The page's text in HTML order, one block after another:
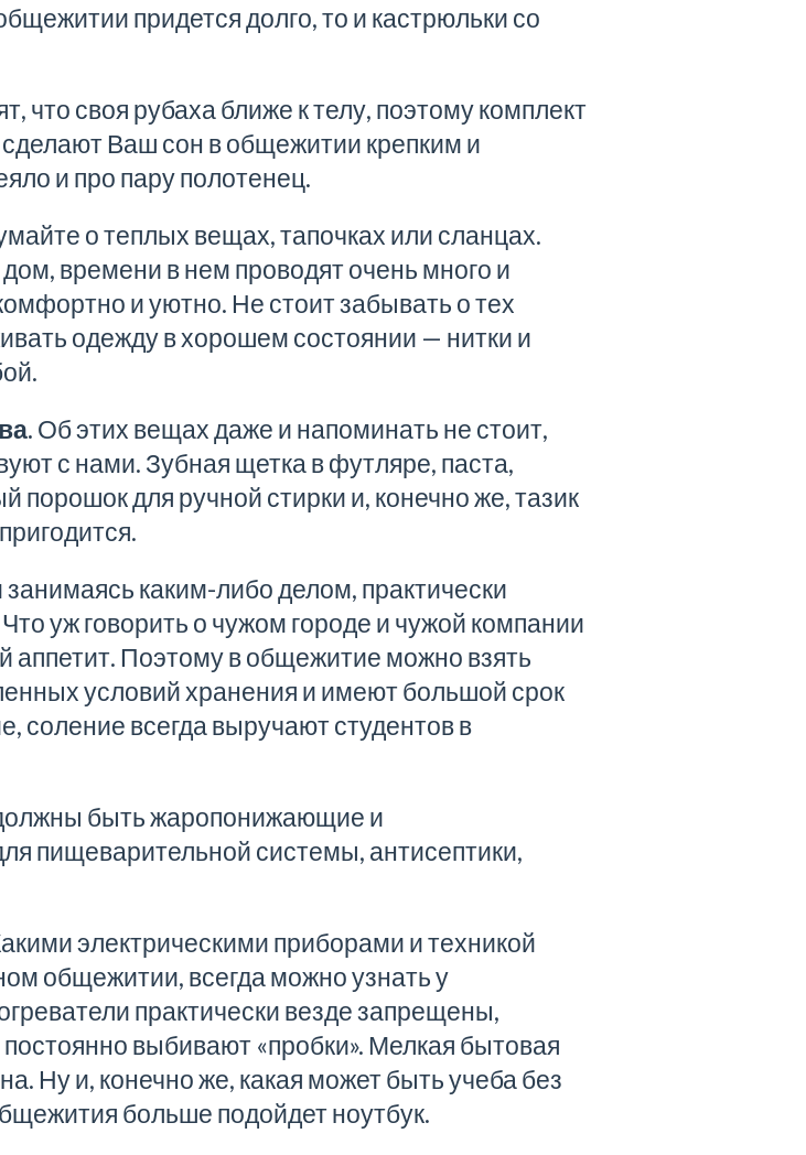
придется долго, то и кастрюльки со
что своя рубаха ближе к телу, поэтому комплект
сделают Ваш сон в общежитии крепким и
и про пару полотенец.
о теплых вещах, тапочках или сланцах.
времени в нем проводят очень много и
и уютно. Не стоит забывать о тех
одежду в хорошем состоянии — нитки и
Об этих вещах даже и напоминать не стоит,
с нами. Зубная щетка в футляре, паста,
для ручной стирки и, конечно же, тазик
каким-либо делом, практически
уж говорить о чужом городе и чужой компании
аппетит. Поэтому в общежитие можно взять
условий хранения и имеют большой срок
соление всегда выручают студентов в
быть жаропонижающие и
пищеварительной системы, антисептики,
электрическими приборами и техникой
общежитии, всегда можно узнать у
практически везде запрещены,
выбивают «пробки». Мелкая бытовая
Ну и, конечно же, какая может быть учеба без
больше подойдет ноутбук.